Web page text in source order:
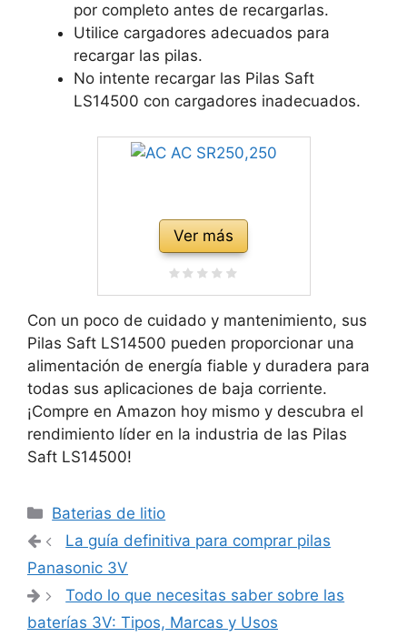
por completo antes de recargarlas.
Utilice cargadores adecuados para
recargar las pilas.
No intente recargar las Pilas Saft
LS14500 con cargadores inadecuados.
Ver más
Con un poco de cuidado y mantenimiento, sus
Pilas Saft LS14500 pueden proporcionar una
alimentación de energía fiable y duradera para
todas sus aplicaciones de baja corriente.
¡Compre en Amazon hoy mismo y descubra el
rendimiento líder en la industria de las Pilas
Saft LS14500!
Categorías
Baterias de litio
Navegación
de
La guía definitiva para comprar pilas
Panasonic 3V
Todo lo que necesitas saber sobre las
baterías 3V: Tipos, Marcas y Usos